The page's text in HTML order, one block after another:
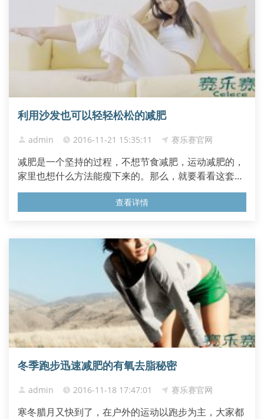
利用沙发也可以轻轻松松的减肥
admin 2016-11-21 15:35:11 赛乐赛官网
减肥是一个坚持的过程，不想节食减肥，运动减肥的，
家里也想什么方法能瘦下来的。那么，就要看看这套沙
发瘦身操了，让你享受的同时轻松瘦身。 1、双脚踩踏
上半身舒服的躺在上发的椅座上，双脚腾空做踩脚踏车
查看详情
冬季跑步迅速减肥的有氧去脂秘密
admin 2016-11-18 17:47:01 赛乐赛官网
寒冬腊月又快到了，在户外的运动以跑步为主，大家都